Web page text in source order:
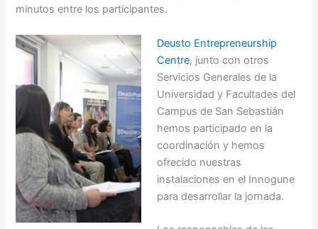
minutos entre los participantes.
Deusto Entrepreneurship
Centre, junto con otros
Servicios Generales de la
Universidad y Facultades del
Campus de San Sebastián
hemos participado en la
coordinación y hemos
ofrecido nuestras
instalaciones en el Innogune
para desarrollar la jornada.